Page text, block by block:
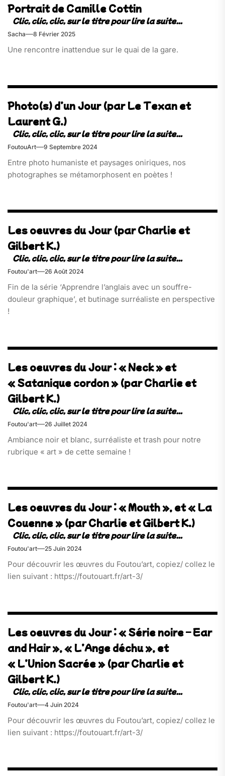
Portrait de Camille Cottin
Sacha 8 Février 2025
Une rencontre inattendue sur le quai de la gare.
Photo(s) d’un Jour (par Le Texan et
Laurent G.)
FoutouArt 9 Septembre 2024
Entre photo humaniste et paysages oniriques, nos
photographes se métamorphosent en poètes !
Les oeuvres du Jour (par Charlie et
Gilbert K.)
Foutou'art 26 Août 2024
Fin de la série ‘Apprendre l’anglais avec un souffre-
douleur graphique’, et butinage surréaliste en perspective
!
Les oeuvres du Jour : « Neck » et
« Satanique cordon » (par Charlie et
Gilbert K.)
Foutou'art 26 Juillet 2024
Ambiance noir et blanc, surréaliste et trash pour notre
rubrique « art » de cette semaine !
Les oeuvres du Jour : « Mouth », et « La
Couenne » (par Charlie et Gilbert K.)
Foutou'art 25 Juin 2024
Pour découvrir les œuvres du Foutou’art, copiez/ collez le
lien suivant : https://foutouart.fr/art-3/
Les oeuvres du Jour : « Série noire – Ear
and Hair », « L’Ange déchu », et
« L’Union Sacrée » (par Charlie et
Gilbert K.)
Foutou'art 4 Juin 2024
Pour découvrir les œuvres du Foutou’art, copiez/ collez le
lien suivant : https://foutouart.fr/art-3/